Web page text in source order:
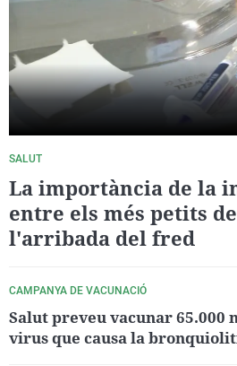
SALUT
La importància de la
entre els més petits
l'arribada del fred
CAMPANYA DE VACUNACIÓ
Salut preveu vacunar 65.000
virus que causa la